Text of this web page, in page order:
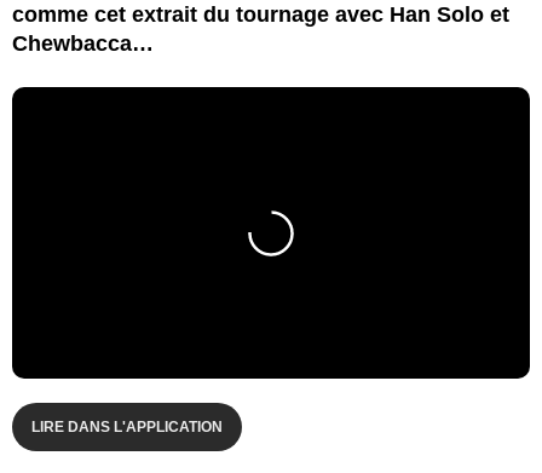
comme cet extrait du tournage avec Han Solo et
Chewbacca…
LIRE DANS L'APPLICATION